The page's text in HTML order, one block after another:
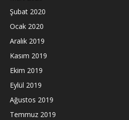
Şubat 2020
Ocak 2020
Aralık 2019
Kasım 2019
Ekim 2019
Eylül 2019
Ağustos 2019
Temmuz 2019